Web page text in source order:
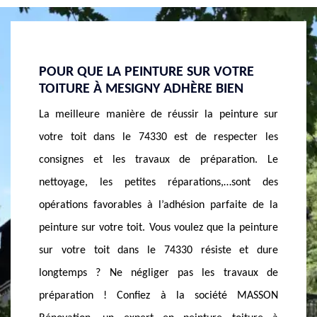
de la
dure
SOCIÉTÉ DE PEINTURE TOITURE 74330
POUR VOUS AIGUILLER
Face à la vaste gamme de peinture existante, vous
ne savez pas quel type choisir pour personnaliser et
protéger votre toiture dans le 74330. La société de
couvreur MASSON Rénovation à Mesigny se tient à
votre disposition pour vous aider et vous conseiller
sur le type de peinture adapté à vos revêtements,
en fonction de votre budget et des normes requises
dans votre région. En choisissant la société de
peinture toiture à Mesigny, vous serrez bien
de
pour
sur
à
des